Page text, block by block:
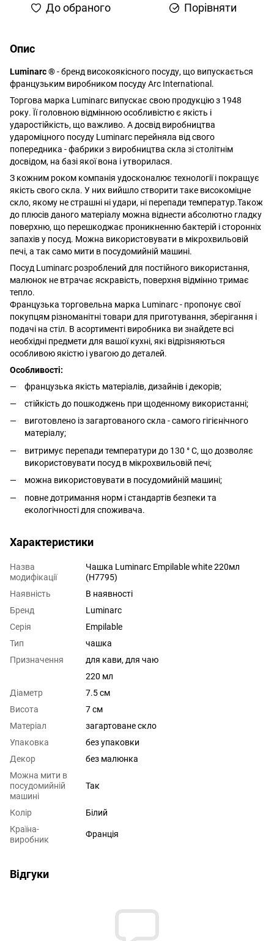
До обраного Порівняти
Опис
Luminarc ®- бренд високоякісного посуду, що випускається
французьким виробником посуду Arc International.
Торгова марка Luminarc випускає свою продукцію з 1948
року. Її головною відмінною особливістю є якість і
ударостійкість, що важливо. А досвід виробництва
удароміцного посуду Luminarc перейняла від свого
попередника - фабрики з виробництва скла зі столітнім
досвідом, на базі якої вона і утворилася.
З кожним роком компанія удосконалює технології і покращує
якість свого скла. У них вийшло створити таке високоміцне
скло, якому не страшні ні удари, ні перепади температур.Також
до плюсів даного матеріалу можна віднести абсолютно гладку
поверхню, що перешкоджає проникненню бактерій і сторонніх
запахів у посуд. Можна використовувати в мікрохвильовій
печі, а так само мити в посудомийній машині.
Посуд Luminarc розроблений для постійного використання,
малюнок не втрачає яскравість, поверхня відмінно тримає
тепло.
Французька торговельна марка Luminarc - пропонує свої
покупцям різноманітні товари для приготування, зберігання і
подачі на стіл. В асортименті виробника ви знайдете всі
необхідні предмети для вашої кухні, які відрізняються
особливою якістю і увагою до деталей.
Особливості:
французька якість матеріалів, дизайнів і декорів;
стійкість до пошкоджень при щоденному використанні;
виготовлено із загартованого скла - самого гігієнічного
матеріалу;
витримує перепади температури до 130 ° С, що дозволяє
використовувати посуд в мікрохвильовій печі;
можна використовувати в посудомийній машині;
повне дотримання норм і стандартів безпеки та
екологічності для споживача.
Характеристики
Назва
модифікації
Чашка Luminarc Empilable white 220мл
(H7795)
Наявність
В наявності
Бренд
Luminarc
Серія
Empilable
Тип
чашка
Призначення
для кави, для чаю
220 мл
Діаметр
7.5 см
Висота
7 см
Матеріал
загартоване скло
Упаковка
без упаковки
Декор
без малюнка
Можна мити в
посудомийній
машині
Так
Колір
Білий
Країна-
виробник
Франція
Відгуки